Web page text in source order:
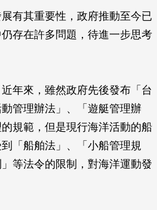
有其重要性，政府推動至今已
存在許多問題，待進一步思考
年來，雖然政府先後發布「台
管理辦法」、「遊艇管理辦
規範，但是現行海洋活動的船
「船舶法」、「小船管理規
等法令的限制，對海洋運動發